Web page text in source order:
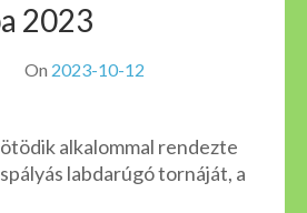
2023
On 2023-10-12
alkalommal rendezte
labdarúgó tornáját, a